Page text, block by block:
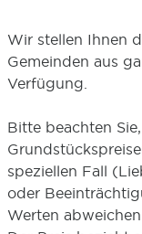
Wir stellen Ihnen
Gemeinden aus
Verfügung.
Bitte beachten
speziellen Fall
oder
Werten abweichen